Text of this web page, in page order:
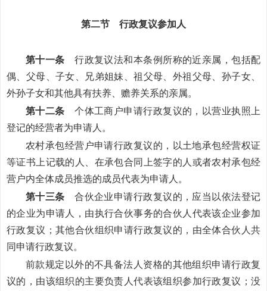
第二节 行政复议参加人
第十一条 行政复议法和本条例所称的近亲属，包括配
偶、父母、子女、兄弟姐妹、祖父母、外祖父母、孙子女、
外孙子女和其他具有扶养、赡养关系的亲属。
第十二条 个体工商户申请行政复议的，以营业执照上
登记的经营者为申请人。
农村承包经营户申请行政复议的，以土地承包经营权证
等证书上记载的人、在承包合同上签字的人或者农村承包经
营户内全体成员推选的成员代表为申请人。
第十三条 合伙企业申请行政复议的，应当以依法登记
的企业为申请人，由执行合伙事务的合伙人代表该企业参加
行政复议；其他合伙组织申请行政复议的，由全体合伙人共
同申请行政复议。
前款规定以外的不具备法人资格的其他组织申请行政复
议的，由该组织的主要负责人代表该组织参加行政复议；没